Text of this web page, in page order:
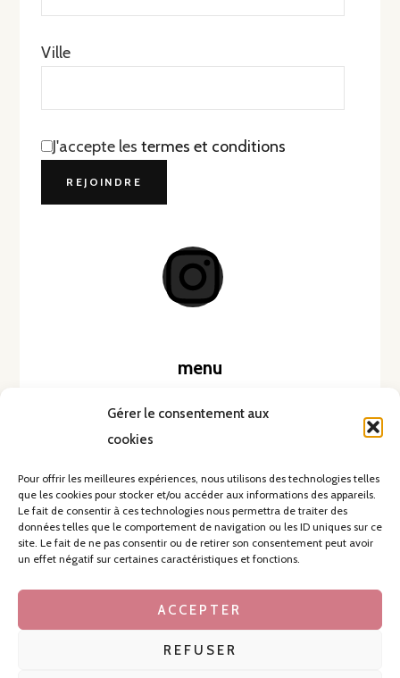
Gérer le consentement aux
cookies
Pour offrir les meilleures expériences, nous utilisons des technologies telles
que les cookies pour stocker et/ou accéder aux informations des appareils.
Le fait de consentir à ces technologies nous permettra de traiter des
données telles que le comportement de navigation ou les ID uniques sur ce
site. Le fait de ne pas consentir ou de retirer son consentement peut avoir
un effet négatif sur certaines caractéristiques et fonctions.
ACCEPTER
REFUSER
Ville
J'accepte lestermes et conditions
menu
Accueil
Copyright © 2026 Mam and the city
Powered by Mam and the city